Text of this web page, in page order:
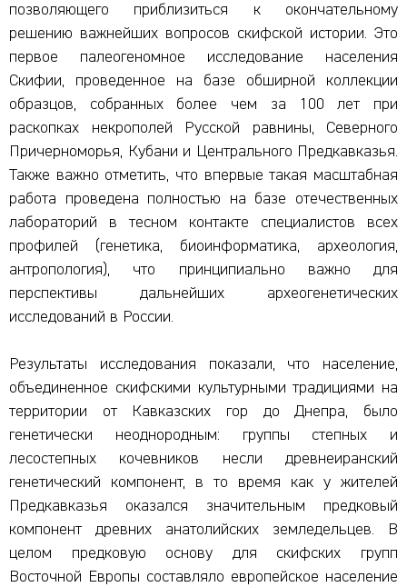
позволяющего приблизиться к окончательному
решению важнейших вопросов скифской истории. Это
первое палеогеномное исследование населения
Скифии, проведенное на базе обширной коллекции
образцов, собранных более чем за 100 лет при
раскопках некрополей Русской равнины, Северного
Причерноморья, Кубани и Центрального Предкавказья.
Также важно отметить, что впервые такая масштабная
работа проведена полностью на базе отечественных
лабораторий в тесном контакте специалистов всех
профилей (генетика, биоинформатика, археология,
антропология), что принципиально важно для
перспективы дальнейших археогенетических
исследований в России.
Результаты исследования показали, что население,
объединенное скифскими культурными традициями на
территории от Кавказских гор до Днепра, было
генетически неоднородным: группы степных и
лесостепных кочевников несли древнеиранский
генетический компонент, в то время как у жителей
Предкавказья оказался значительным предковый
компонент древних анатолийских земледельцев. В
целом предковую основу для скифских групп
Восточной Европы составляло европейское население